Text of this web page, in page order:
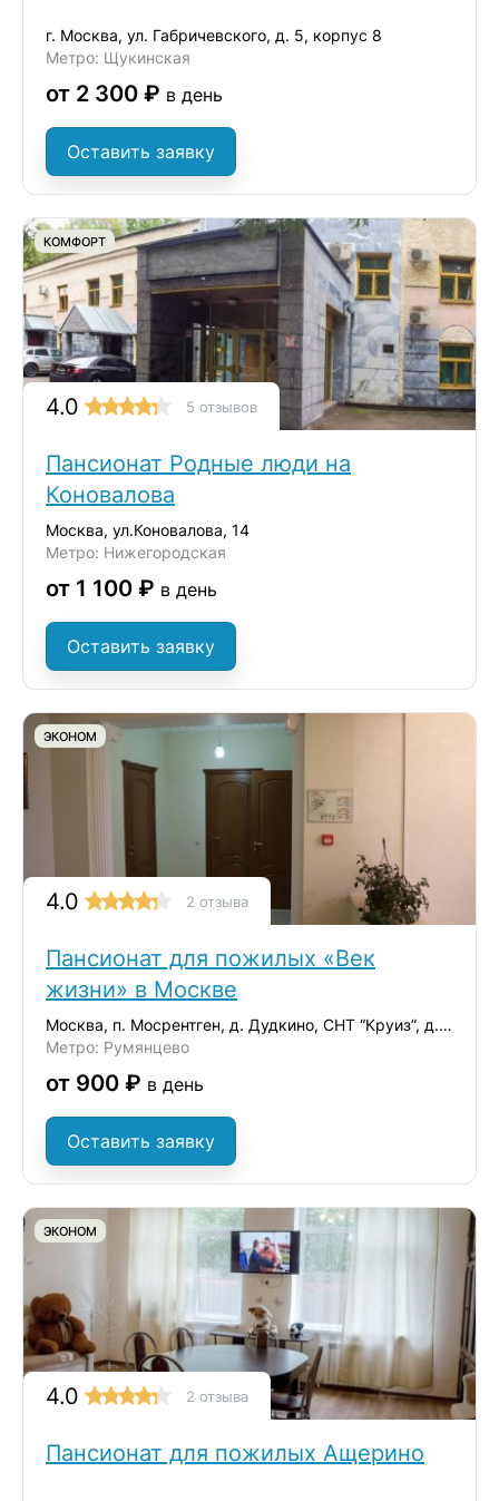
г. Москва, ул. Габричевского, д. 5, корпус 8
Метро: Щукинская
от 2 300 ₽ в день
Оставить заявку
КОМФОРТ
4.0 5 отзывов
Пансионат Родные люди на
Коновалова
Москва, ул.Коновалова, 14
Метро: Нижегородская
от 1 100 ₽ в день
Оставить заявку
ЭКОНОМ
4.0 2 отзыва
Пансионат для пожилых «Век
жизни» в Москве
Москва, п. Мосрентген, д. Дудкино, СНТ “Круиз”, д.35
Метро: Румянцево
от 900 ₽ в день
Оставить заявку
ЭКОНОМ
4.0 2 отзыва
Пансионат для пожилых Ащерино